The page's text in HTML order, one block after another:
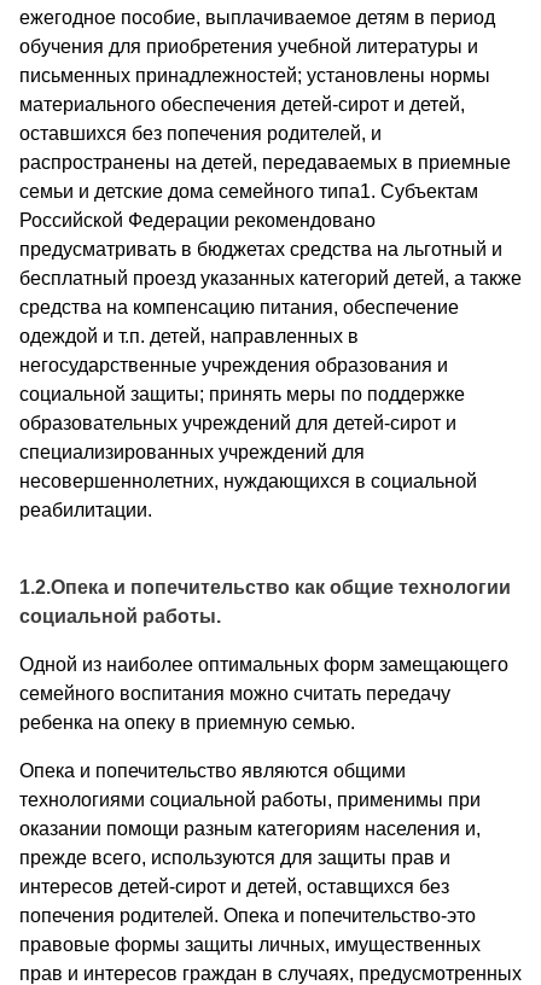
ежегодное пособие, выплачиваемое детям в период
обучения для приобретения учебной литературы и
письменных принадлежностей; установлены нормы
материального обеспечения детей-сирот и детей,
оставшихся без попечения родителей, и
распространены на детей, передаваемых в приемные
семьи и детские дома семейного типа1. Субъектам
Российской Федерации рекомендовано
предусматривать в бюджетах средства на льготный и
бесплатный проезд указанных категорий детей, а также
средства на компенсацию питания, обеспечение
одеждой и т.п. детей, направленных в
негосударственные учреждения образования и
социальной защиты; принять меры по поддержке
образовательных учреждений для детей-сирот и
специализированных учреждений для
несовершеннолетних, нуждающихся в социальной
реабилитации.
1.2.Опека и попечительство как общие технологии
социальной работы.
Одной из наиболее оптимальных форм замещающего
семейного воспитания можно считать передачу
ребенка на опеку в приемную семью.
Опека и попечительство являются общими
технологиями социальной работы, применимы при
оказании помощи разным категориям населения и,
прежде всего, используются для защиты прав и
интересов детей-сирот и детей, оставщихся без
попечения родителей. Опека и попечительство-это
правовые формы защиты личных, имущественных
прав и интересов граждан в случаях, предусмотренных